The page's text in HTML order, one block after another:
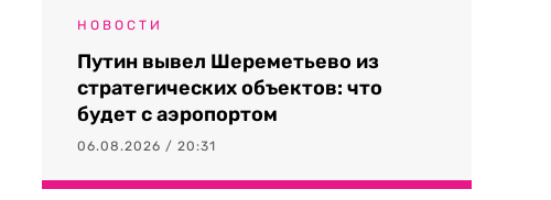
НОВОСТИ
Путин вывел Шереметьево из
стратегических объектов: что
будет с аэропортом
06.08.2026 / 20:31